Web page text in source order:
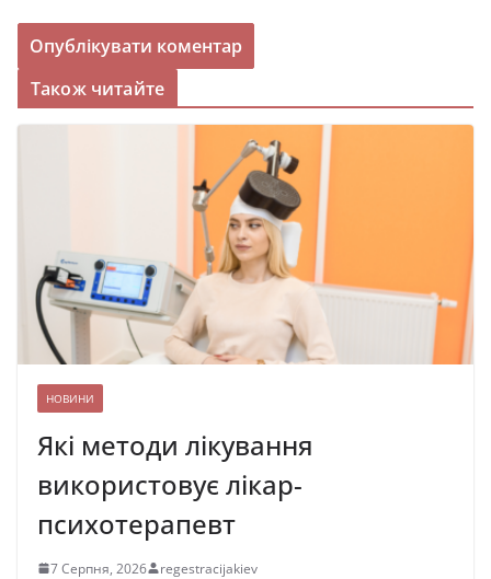
Також читайте
НОВИНИ
Які методи лікування
використовує лікар-
психотерапевт
7 Серпня, 2026 regestracijakiev